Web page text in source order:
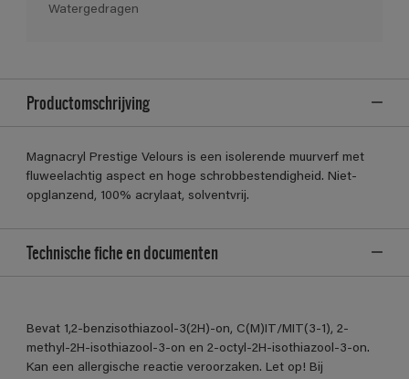
Watergedragen
Productomschrijving
Magnacryl Prestige Velours is een isolerende muurverf met
fluweelachtig aspect en hoge schrobbestendigheid. Niet-
opglanzend, 100% acrylaat, solventvrij.
Technische fiche en documenten
Bevat 1,2-benzisothiazool-3(2H)-on, C(M)IT/MIT(3-1), 2-
methyl-2H-isothiazool-3-on en 2-octyl-2H-isothiazool-3-on.
Kan een allergische reactie veroorzaken. Let op! Bij